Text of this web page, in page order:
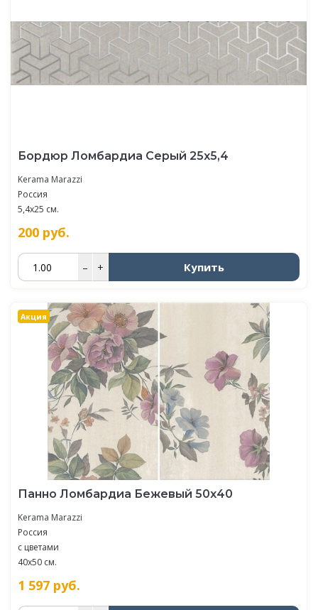
Бордюр Ломбардиа Серый 25х5,4
Kerama Marazzi
Россия
5,4x25 см.
200 руб.
– + Купить
Акция
Панно Ломбардиа Бежевый 50х40
Kerama Marazzi
Россия
с цветами
40x50 см.
1 597 руб.